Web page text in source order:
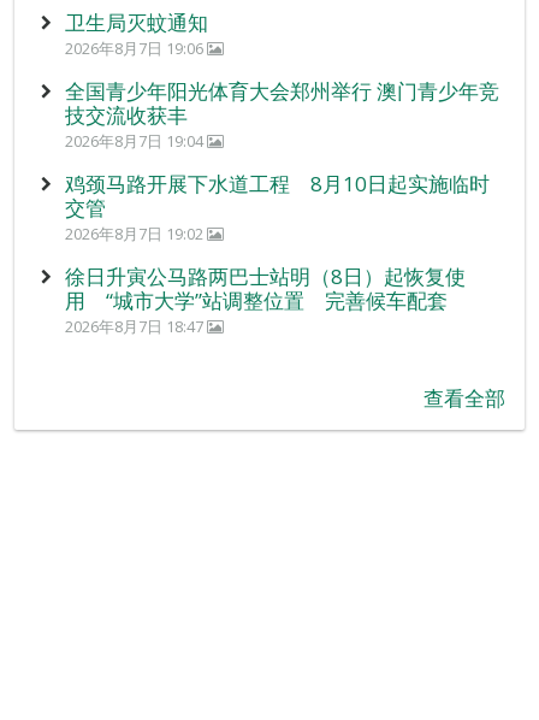
卫生局灭蚊通知
2026年8月7日 19:06
全国青少年阳光体育大会郑州举行 澳门青少年竞
技交流收获丰
2026年8月7日 19:04
鸡颈马路开展下水道工程 8月10日起实施临时
交管
2026年8月7日 19:02
徐日升寅公马路两巴士站明（8日）起恢复使
用 “城市大学”站调整位置 完善候车配套
2026年8月7日 18:47
查看全部